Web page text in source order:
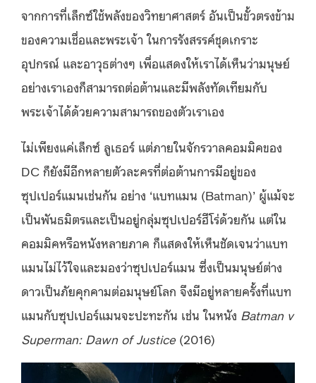
จากการที่เล็กซ์ใช้พลังของวิทยาศาสตร์ อันเป็นขั้วตรงข้าม
ของความเชื่อและพระเจ้า ในการรังสรรค์ชุดเกราะ
อุปกรณ์ และอาวุธต่างๆ เพื่อแสดงให้เราได้เห็นว่ามนุษย์
อย่างเราเองก็สามารถต่อต้านและมีพลังทัดเทียมกับ
พระเจ้าได้ด้วยความสามารถของตัวเราเอง
ไม่เพียงแค่เล็กซ์ ลูเธอร์ แต่ภายในจักรวาลคอมมิคของ
DC ก็ยังมีอีกหลายตัวละครที่ต่อต้านการมีอยู่ของ
ซุปเปอร์แมนเช่นกัน อย่าง ‘แบทแมน (Batman)’ ผู้แม้จะ
เป็นพันธมิตรและเป็นอยู่กลุ่มซุปเปอร์ฮีโร่ด้วยกัน แต่ใน
คอมมิคหรือหนังหลายภาค ก็แสดงให้เห็นชัดเจนว่าแบท
แมนไม่ไว้ใจและมองว่าซุปเปอร์แมน ซึ่งเป็นมนุษย์ต่าง
ดาวเป็นภัยคุกคามต่อมนุษย์โลก จึงมีอยู่หลายครั้งที่แบท
แมนกับซุปเปอร์แมนจะปะทะกัน เช่น ในหนัง Batman v
Superman: Dawn of Justice (2016)